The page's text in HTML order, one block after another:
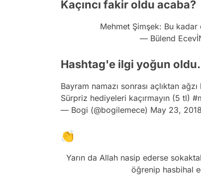
Kaçıncı fakir oldu acaba?
Mehmet Şimşek: Bu
— Bülend
Hashtag'e ilgi yoğun oldu.
Bayram namazı sonrası açlıktan
Sürpriz hediyeleri kaçırmayın (5 tl)
— Bogi (@bogilemece) May 23, 2018
👏
Yarın da Allah nasip ederse
öğrenip hasbihal